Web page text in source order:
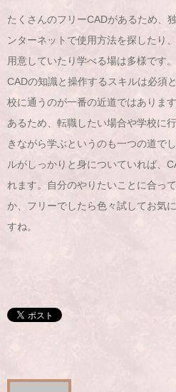
たくさんのフリーCADがあるため、
ンターネットで使用方法を探したり
用意していたり学べる場は多様です
CADの知識と操作するスキルは必須
校に通うのが一番の近道ではありま
あるため、転職したい場合や学校に
きながら学ぶというのも一つの道で
ルがしっかりと身についていれば、
れます。自分のやりたいことに合っ
か、フリーでしたら色々試してお気
すね。